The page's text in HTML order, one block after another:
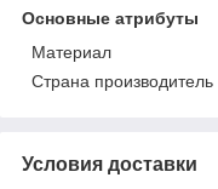
Основные атрибуты
Материал
Страна производитель
Условия доставки